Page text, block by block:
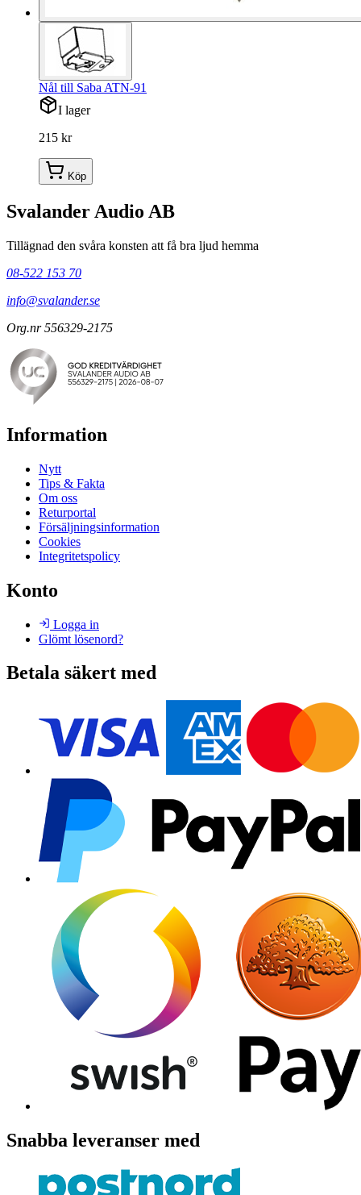
Nål till Saba ATN-91
I lager
215 kr
Köp
Svalander Audio AB
Tillägnad den svåra konsten att få bra ljud hemma
08-522 153 70
info@svalander.se
Org.nr 556329-2175
Information
Nytt
Tips & Fakta
Om oss
Returportal
Försäljningsinformation
Cookies
Integritetspolicy
Konto
Logga in
Glömt lösenord?
Betala säkert med
Snabba leveranser med